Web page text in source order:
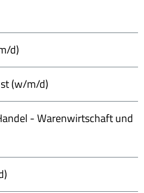
d)
(w/m/d)
- Warenwirtschaft und